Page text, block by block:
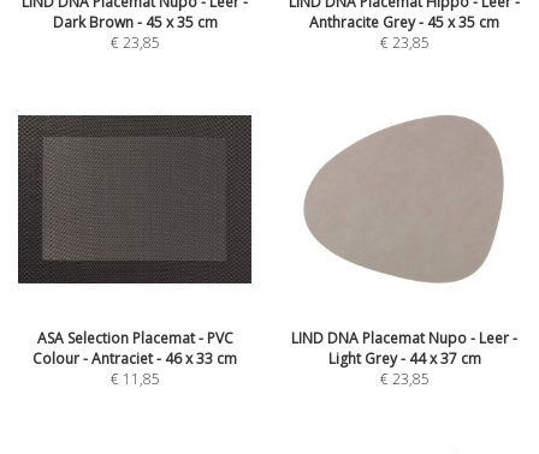
Dark Brown - 45 x 35 cm
€23,85
Anthracite Grey - 45 x 35 cm
€23,85
ASA Selection Placemat - PVC
Colour - Antraciet - 46 x 33 cm
€ 11,85
LIND DNA Placemat Nupo - Leer -
Light Grey - 44 x 37 cm
€23,85